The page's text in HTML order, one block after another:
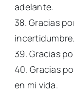
adelante.
38. Gracias
incertidumbre.
39. Gracias
40. Gracias
en mi vida.